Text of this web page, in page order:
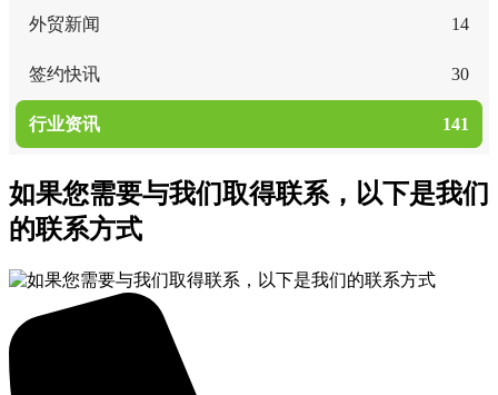
外贸新闻 14
签约快讯 30
行业资讯 141
如果您需要与我们取得联系，以下是我们
的联系方式